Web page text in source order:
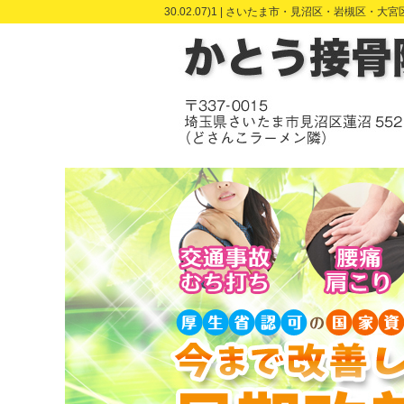
30.02.07)1 | さいたま市・見沼区・岩槻区・大宮